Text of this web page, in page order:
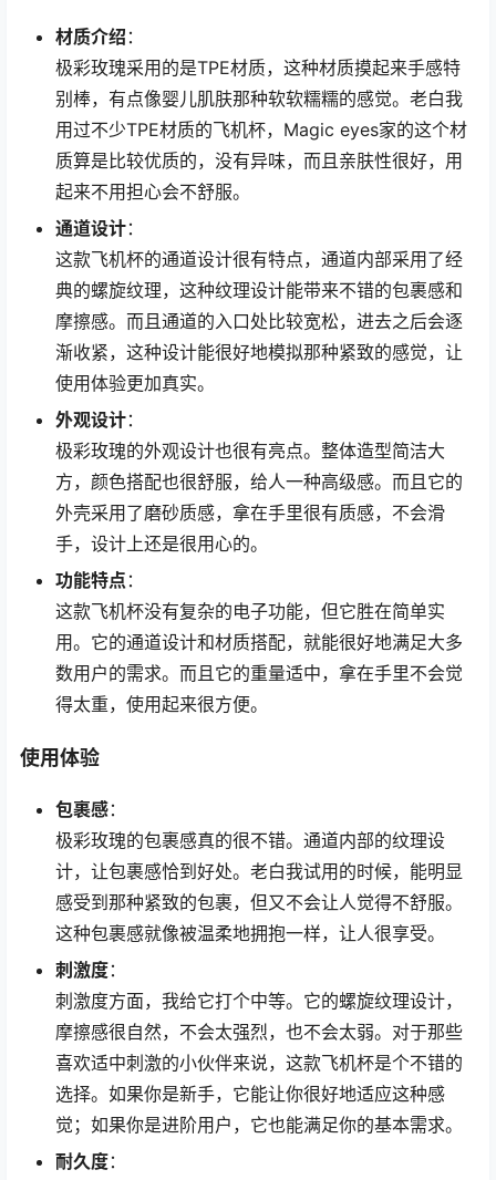
材质介绍 ：
极彩玫瑰采用的是TPE材质，这种材质摸起来手感特
别棒，有点像婴儿肌肤那种软软糯糯的感觉。老白我
用过不少TPE材质的飞机杯，Magic eyes家的这个材
质算是比较优质的，没有异味，而且亲肤性很好，用
起来不用担心会不舒服。
通道设计：
这款飞机杯的通道设计很有特点，通道内部采用了经
典的螺旋纹理，这种纹理设计能带来不错的包裹感和
摩擦感。而且通道的入口处比较宽松，进去之后会逐
渐收紧，这种设计能很好地模拟那种紧致的感觉，让
使用体验更加真实。
外观设计：
极彩玫瑰的外观设计也很有亮点。整体造型简洁大
方，颜色搭配也很舒服，给人一种高级感。而且它的
外壳采用了磨砂质感，拿在手里很有质感，不会滑
手，设计上还是很用心的。
功能特点 ：
这款飞机杯没有复杂的电子功能，但它胜在简单实
用。它的通道设计和材质搭配，就能很好地满足大多
数用户的需求。而且它的重量适中，拿在手里不会觉
得太重，使用起来很方便。
使用体验
包裹感：
极彩玫瑰的包裹感真的很不错。通道内部的纹理设
计，让包裹感恰到好处。老白我试用的时候，能明显
感受到那种紧致的包裹，但又不会让人觉得不舒服。
这种包裹感就像被温柔地拥抱一样，让人很享受。
刺激度：
刺激度方面，我给它打个中等。它的螺旋纹理设计，
摩擦感很自然，不会太强烈，也不会太弱。对于那些
喜欢适中刺激的小伙伴来说，这款飞机杯是个不错的
选择。如果你是新手，它能让你很好地适应这种感
觉；如果你是进阶用户，它也能满足你的基本需求。
耐久度：